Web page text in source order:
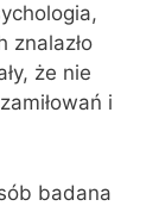
znalazło
że nie
i
badana